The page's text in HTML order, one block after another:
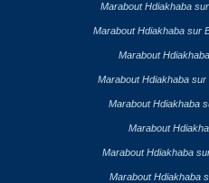
Marabout Hdiakhaba
Marabout Hdiakhaba sur
Marabout
Marabout Hdiakhaba
Marabout Hdiakhaba
Marabout
Marabout Hdiakhaba
Marabout Hdiakhaba